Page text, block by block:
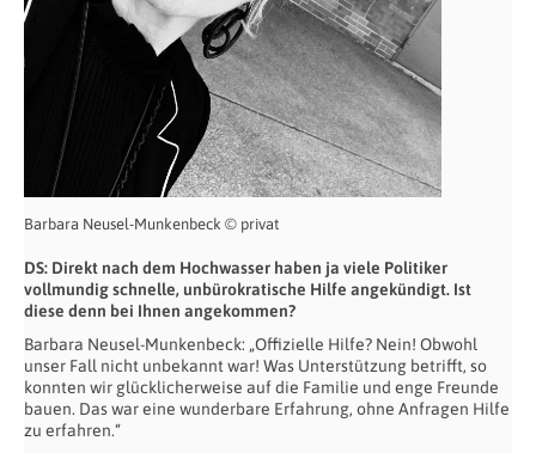
Barbara Neusel-Munkenbeck © privat
DS: Direkt nach dem Hochwasser haben ja viele Politiker
vollmundig schnelle, unbürokratische Hilfe angekündigt. Ist
diese denn bei Ihnen angekommen?
Barbara Neusel-Munkenbeck: „Offizielle Hilfe? Nein! Obwohl
unser Fall nicht unbekannt war! Was Unterstützung betrifft, so
konnten wir glücklicherweise auf die Familie und enge Freunde
bauen. Das war eine wunderbare Erfahrung, ohne Anfragen Hilfe
zu erfahren.“